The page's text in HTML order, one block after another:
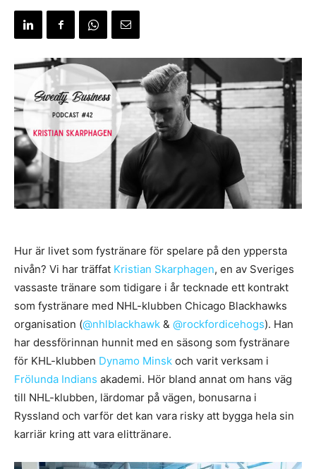
Hur är livet som fystränare för spelare på den yppersta
nivån? Vi har träffat Kristian Skarphagen, en av Sveriges
vassaste tränare som tidigare i år tecknade ett kontrakt
som fystränare med NHL-klubben Chicago Blackhawks
organisation (@nhlblackhawk & @rockfordicehogs). Han
har dessförinnan hunnit med en säsong som fystränare
för KHL-klubben Dynamo Minsk och varit verksam i
Frölunda Indians akademi. Hör bland annat om hans väg
till NHL-klubben, lärdomar på vägen, bonusarna i
Ryssland och varför det kan vara risky att bygga hela sin
karriär kring att vara elittränare.